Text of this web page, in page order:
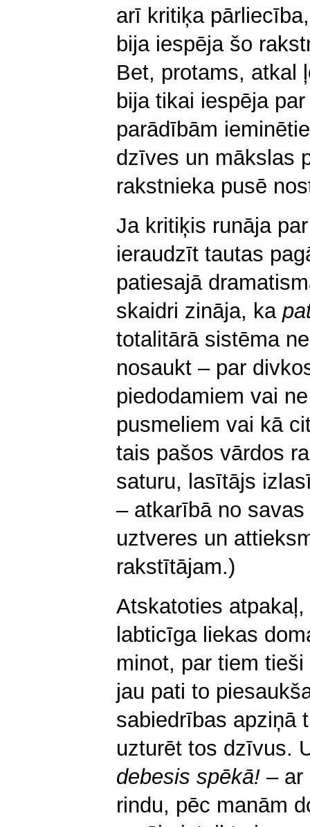
arī kritiķa
bija iespēja šo
Bet, protams, atkal
bija tikai iespēja
parādībām
dzīves un mākslas
rakstnieka pusē
Ja kritiķis runāja
ieraudzīt tautas
patiesajā
skaidri zināja, ka
totalitārā sistēma
nosaukt – par
piedodamiem vai
pusmeliem vai kā
tais pašos vārdos
saturu, lasītājs
– atkarībā no
uztveres un
rakstītājam.)
Atskatoties
labticīga liekas
minot, par tiem
jau pati to
sabiedrības apziņā
uzturēt tos dzīvus.
debesis spēkā! – ar
rindu, pēc manām